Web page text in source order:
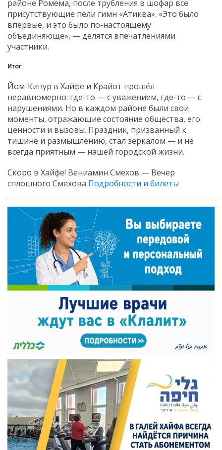
районе Ромема, после трубления в шофар все
присутствующие пели гимн «Атиква». «Это было
впервые, и это было по-настоящему
объединяюще», — делятся впечатлениями
участники.
Итог
Йом-Кипур в Хайфе и Крайот прошёл
неравномерно: где-то — с уважением, где-то — с
нарушениями. Но в каждом районе были свои
моменты, отражающие состояние общества, его
ценности и вызовы. Праздник, призванный к
тишине и размышлению, стал зеркалом — и не
всегда приятным — нашей городской жизни.
Скоро в Хайфе! Вениамин Смехов — Вечер
сплошного Смехова Подробности и билеты